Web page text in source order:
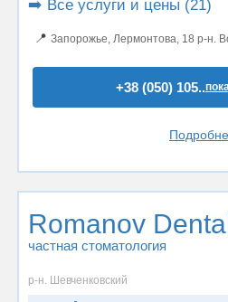
➡️ Все услуги и цены (21)
📍 Запорожье, Лермонтова, 18 р-н.
+38 (050) 105..
Romanov
частная стоматология
р-н. Шевченковский